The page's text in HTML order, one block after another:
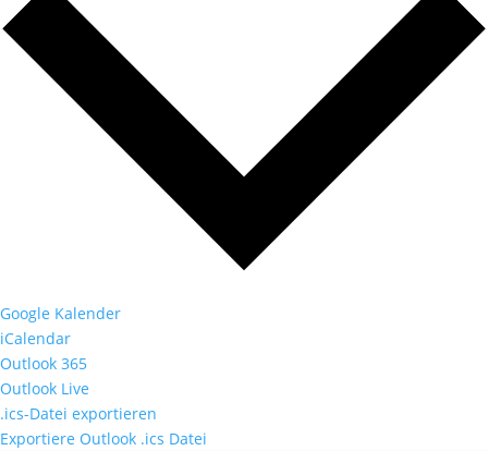
Google Kalender
iCalendar
Outlook 365
Outlook Live
.ics-Datei exportieren
Exportiere Outlook .ics Datei